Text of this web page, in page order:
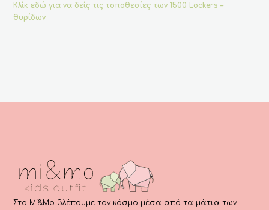
Κλίκ εδώ για να δείς τις τοποθεσίες των 1500 Lockers –
θυρίδων
Στο Mi&Mo βλέπουμε τον κόσμο μέσα από τα μάτια των